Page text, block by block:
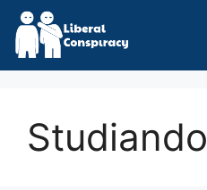
Skip
content
Studiando